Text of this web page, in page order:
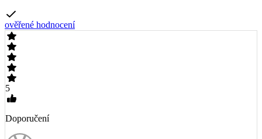
ověřené hodnocení
5
Doporučení